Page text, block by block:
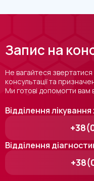
Запис на
Не вагайтеся
консультації та
Ми готові допомогти вам
Відділення
Відділення